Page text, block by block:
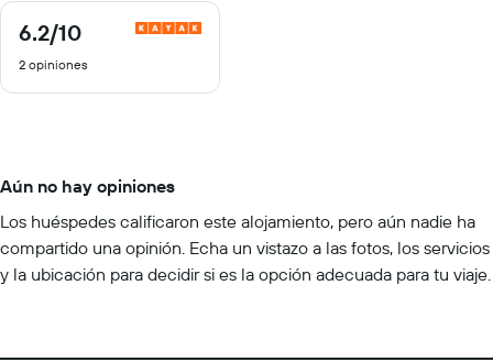
6.2/10
6.2
10
2 opiniones
Aún no hay opiniones
Los huéspedes calificaron este alojamiento, pero aún nadie ha
compartido una opinión. Echa un vistazo a las fotos, los servicios
y la ubicación para decidir si es la opción adecuada para tu viaje.